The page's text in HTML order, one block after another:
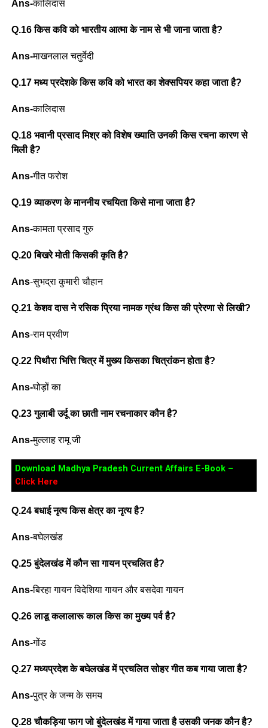
Ans-कालिदास
Q.16 किस कवि को भारतीय आत्मा के नाम से भी जाना जाता है?
Ans-माखनलाल चतुर्वेदी
Q.17 मध्य प्रदेशके किस कवि को भारत का शेक्सपियर कहा जाता है?
Ans-कालिदास
Q.18 भवानी प्रसाद मिश्र को विशेष ख्याति उनकी किस रचना कारण से
मिली है?
Ans-गीत फरोश
Q.19 व्याकरण के माननीय रचयिता किसे माना जाता है?
Ans-कामता प्रसाद गुरु
Q.20 बिखरे मोती किसकी कृति है?
Ans-सुभद्रा कुमारी चौहान
Q.21 केशव दास ने रसिक प्रिया नामक ग्रंथ किस की प्रेरणा से लिखी?
Ans-राम प्रवीण
Q.22 पिथौरा भित्ति चित्र में मुख्य किसका चित्रांकन होता है?
Ans-घोड़ों का
Q.23 गुलाबी उर्दू का छाती नाम रचनाकार कौन है?
Ans-मुल्लाह रामू जी
Download Madhya Pradesh Current Affairs E-Book –
Click Here
Q.24 बधाई नृत्य किस क्षेत्र का नृत्य है?
Ans-बघेलखंड
Q.25 बुंदेलखंड में कौन सा गायन प्रचलित है?
Ans-बिरहा गायन विदेशिया गायन और बसदेवा गायन
Q.26 लाडू कलालारू काल किस का मुख्य पर्व है?
Ans-गोंड
Q.27 मध्यप्रदेश के बघेलखंड में प्रचलित सोहर गीत कब गाया जाता है?
Ans-पुत्र के जन्म के समय
Q.28 चौकड़िया फाग जो बुंदेलखंड में गाया जाता है उसकी जनक कौन है?